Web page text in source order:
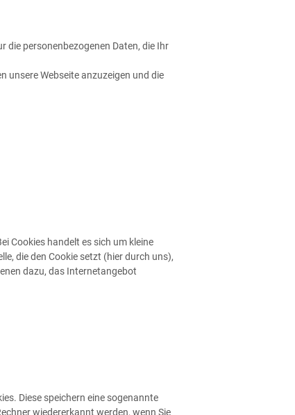
die personenbezogenen Daten, die Ihr
unsere Webseite anzuzeigen und die
Cookies handelt es sich um kleine
die den Cookie setzt (hier durch uns),
dazu, das Internetangebot
Diese speichern eine sogenannte
wiedererkannt werden, wenn Sie